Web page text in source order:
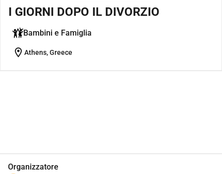
I GIORNI DOPO IL DIVORZIO
Bambini e Famiglia
location_on Athens, Greece
Organizzatore